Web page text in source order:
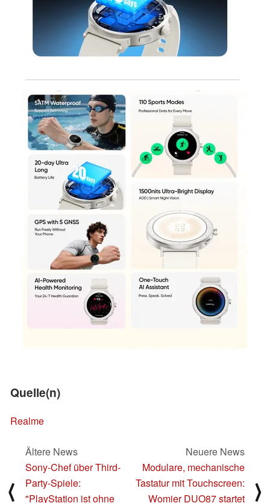
Quelle(n)
Realme
⟨
Ältere News
Sony-Chef über Third-
Party-Spiele:
"PlayStation ist ohne
Neuere News
Modulare, mechanische
Tastatur mit Touchscreen:
Womier DUO87 startet
⟩